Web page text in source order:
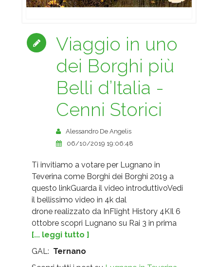
Viaggio in uno
dei Borghi più
Belli d’Italia -
Cenni Storici
Alessandro De Angelis
06/10/2019 19:06:48
Ti invitiamo a votare per Lugnano in
Teverina come Borghi dei Borghi 2019 a
questo linkGuarda il video introduttivoVedi
il bellissimo video in 4k dal
drone realizzato da InFlight History 4KIl 6
0ttobre scopri Lugnano su Rai 3 in prima
[... leggi tutto ]
GAL: Ternano